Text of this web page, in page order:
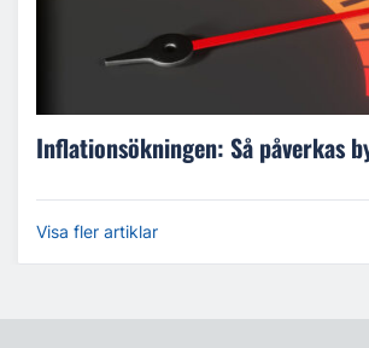
Inflationsökningen: Så påverkas
Visa fler artiklar